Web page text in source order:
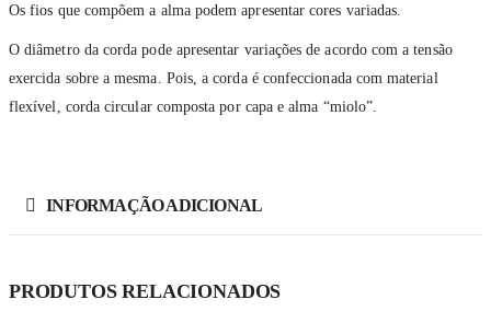
Os fios que compõem a alma podem apresentar cores variadas.
O diâmetro da corda pode apresentar variações de acordo com a tensão
exercida sobre a mesma. Pois, a corda é confeccionada com material
flexível, corda circular composta por capa e alma “miolo”.
INFORMAÇÃO ADICIONAL
PRODUTOS RELACIONADOS